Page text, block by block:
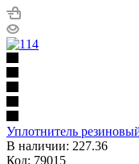
Уплотнитель
В наличии: 227.36
Код: 79015